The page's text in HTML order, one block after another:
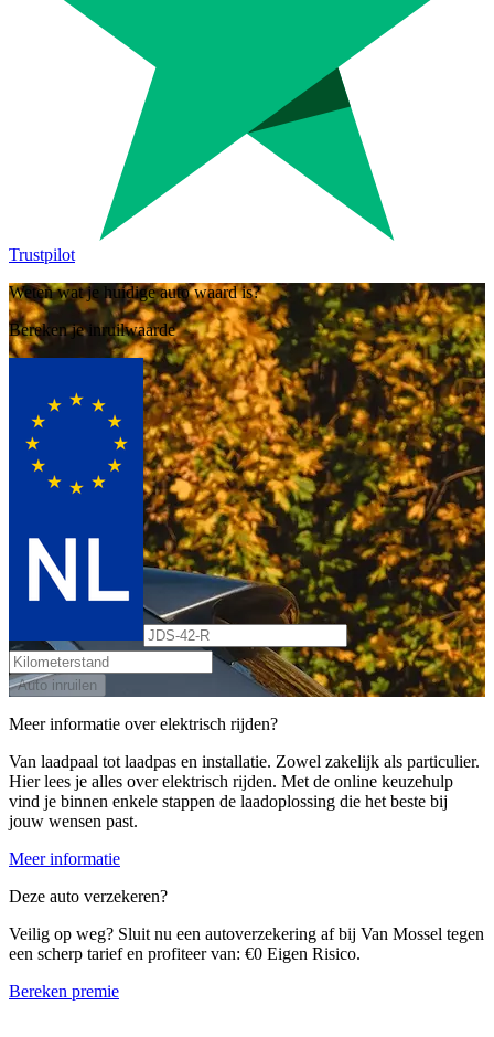
Trustpilot
Weten wat je huidige auto waard is?
Bereken je inruilwaarde
Auto inruilen
Meer informatie over elektrisch rijden?
Van laadpaal tot laadpas en installatie. Zowel zakelijk als particulier.
Hier lees je alles over elektrisch rijden. Met de online keuzehulp
vind je binnen enkele stappen de laadoplossing die het beste bij
jouw wensen past.
Meer informatie
Deze auto verzekeren?
Veilig op weg? Sluit nu een autoverzekering af bij Van Mossel tegen
een scherp tarief en profiteer van: €0 Eigen Risico.
Bereken premie